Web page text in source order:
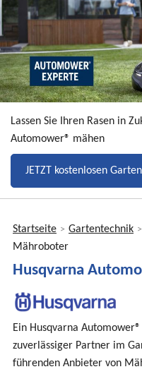
Lassen Sie Ihren Rasen in
Automower® mähen
JETZT kostenlosen
Sie
hier
Startseite > Gartentechnik >
Mähroboter
Husqvarna
Ein Husqvarna
zuverlässiger Partner im
führenden Anbieter von